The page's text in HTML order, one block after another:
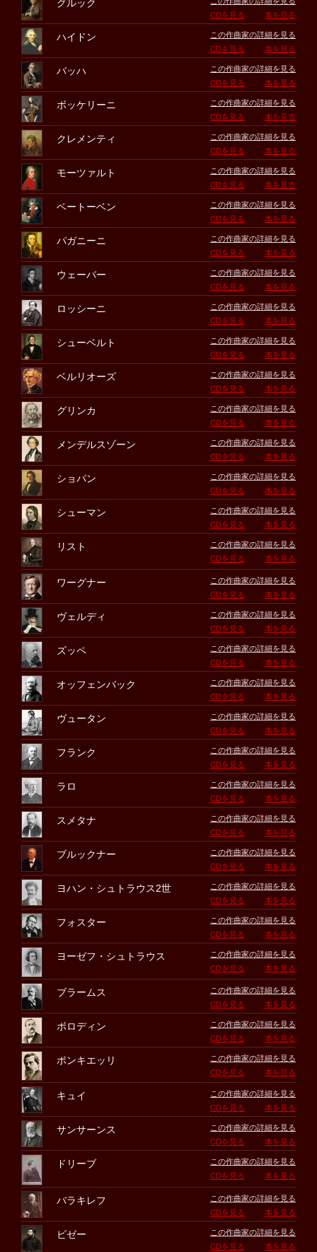
グルック
CDを見る
本を見る
ハイドン
この作曲家の詳細を見る
CDを見る
本を見る
バッハ
この作曲家の詳細を見る
CDを見る
本を見る
ボッケリーニ
この作曲家の詳細を見る
CDを見る
本を見る
クレメンティ
この作曲家の詳細を見る
CDを見る
本を見る
モーツァルト
この作曲家の詳細を見る
CDを見る
本を見る
ベートーベン
この作曲家の詳細を見る
CDを見る
本を見る
パガニーニ
この作曲家の詳細を見る
CDを見る
本を見る
ウェーバー
この作曲家の詳細を見る
CDを見る
本を見る
ロッシーニ
この作曲家の詳細を見る
CDを見る
本を見る
シューベルト
この作曲家の詳細を見る
CDを見る
本を見る
ベルリオーズ
この作曲家の詳細を見る
CDを見る
本を見る
グリンカ
この作曲家の詳細を見る
CDを見る
本を見る
メンデルスゾーン
この作曲家の詳細を見る
CDを見る
本を見る
ショパン
この作曲家の詳細を見る
CDを見る
本を見る
シューマン
この作曲家の詳細を見る
CDを見る
本を見る
リスト
この作曲家の詳細を見る
CDを見る
本を見る
ワーグナー
この作曲家の詳細を見る
CDを見る
本を見る
ヴェルディ
この作曲家の詳細を見る
CDを見る
本を見る
ズッペ
この作曲家の詳細を見る
CDを見る
本を見る
オッフェンバック
この作曲家の詳細を見る
CDを見る
本を見る
ヴュータン
この作曲家の詳細を見る
CDを見る
本を見る
フランク
この作曲家の詳細を見る
CDを見る
本を見る
ラロ
この作曲家の詳細を見る
CDを見る
本を見る
スメタナ
この作曲家の詳細を見る
CDを見る
本を見る
ブルックナー
この作曲家の詳細を見る
CDを見る
本を見る
ヨハン・シュトラウス2世
この作曲家の詳細を見る
CDを見る
本を見る
フォスター
この作曲家の詳細を見る
CDを見る
本を見る
ヨーゼフ・シュトラウス
この作曲家の詳細を見る
CDを見る
本を見る
ブラームス
この作曲家の詳細を見る
CDを見る
本を見る
ボロディン
この作曲家の詳細を見る
CDを見る
本を見る
ポンキエッリ
この作曲家の詳細を見る
CDを見る
本を見る
キュイ
この作曲家の詳細を見る
CDを見る
本を見る
サンサーンス
この作曲家の詳細を見る
CDを見る
本を見る
ドリーブ
この作曲家の詳細を見る
CDを見る
本を見る
バラキレフ
この作曲家の詳細を見る
CDを見る
本を見る
ビゼー
この作曲家の詳細を見る
CDを見る
本を見る